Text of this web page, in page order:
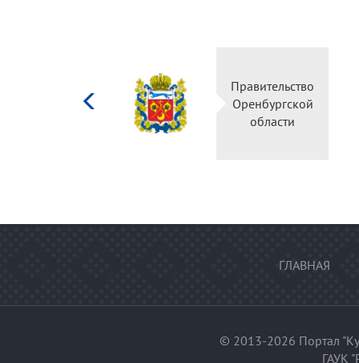
Министерство
культуры
Российской
ГЛАВНАЯ
© 2013-2026 Портал
ГАУК